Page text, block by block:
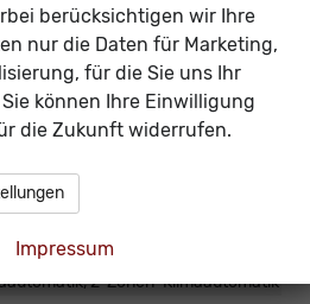
, Rücksitzlehne geteilt
Lederlenkrad
2-Zonen-Klimaautomatik
berücksichtigen wir Ihre
nur die Daten für Marketing,
für die Sie uns Ihr
können Ihre Einwilligung
die Zukunft widerrufen.
Impressum